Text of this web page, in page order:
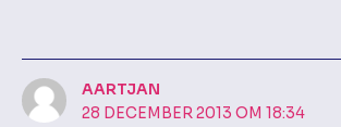
AARTJAN
28 DECEMBER 2013 OM 18:34